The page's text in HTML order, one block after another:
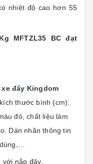
nhiệt độ cao hơn 55
MFTZL35 BC đạt
đẩy Kingdom
thước bình (cm):
đỏ, chất liệu làm
Dán nhãn thông tin
nắp đậy.